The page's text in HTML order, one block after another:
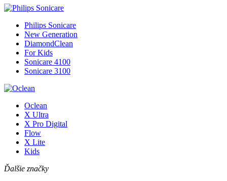
Philips Sonicare
New Generation
DiamondClean
For Kids
Sonicare 4100
Sonicare 3100
Oclean
X Ultra
X Pro Digital
Flow
X Lite
Kids
Ďalšie značky